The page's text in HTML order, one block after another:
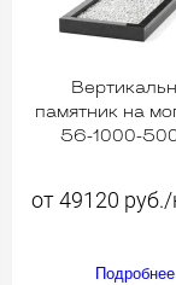
памятник на
56-1000-
от 49120
Подробнее